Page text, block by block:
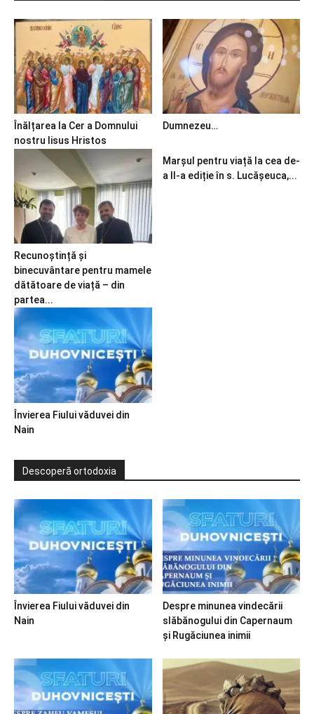
Înălțarea la Cer a Domnului
nostru Iisus Hristos
Dumnezeu…
Recunoștință și
binecuvântare pentru mamele
dătătoare de viață – din
partea...
Marșul pentru viață la cea de-
a II-a ediție în s. Lucășeuca,...
Învierea Fiului văduvei din
Nain
Descoperă ortodoxia
Învierea Fiului văduvei din
Nain
Despre minunea vindecării
slăbănogului din Capernaum
și Rugăciunea inimii